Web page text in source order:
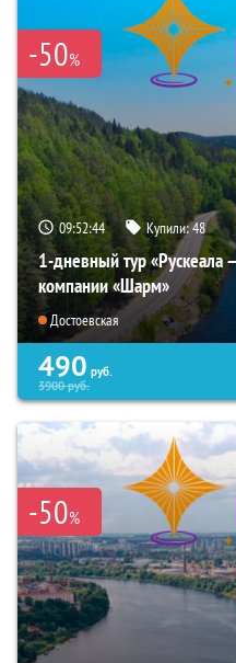
-50%
09:52:43 Купили:48
1-дневный тур «Рускеала
компании «Шарм»
Достоевская
490 руб.
3900руб.
-50%